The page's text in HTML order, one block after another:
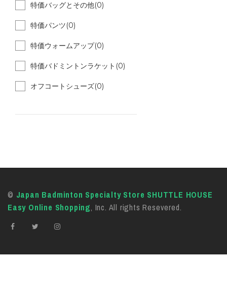
特価バッグとその他(0)
特価パンツ(0)
特価ウォームアップ(0)
特価バドミントンラケット(0)
オフコートシューズ(0)
© Japan Badminton Specialty Store SHUTTLE HOUSE
Easy Online Shopping, Inc. All rights Resevered.